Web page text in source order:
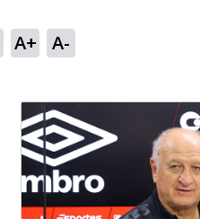
A+ A-